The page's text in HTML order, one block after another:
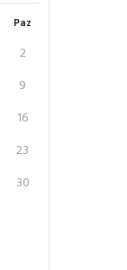
Paz
2
9
16
23
30